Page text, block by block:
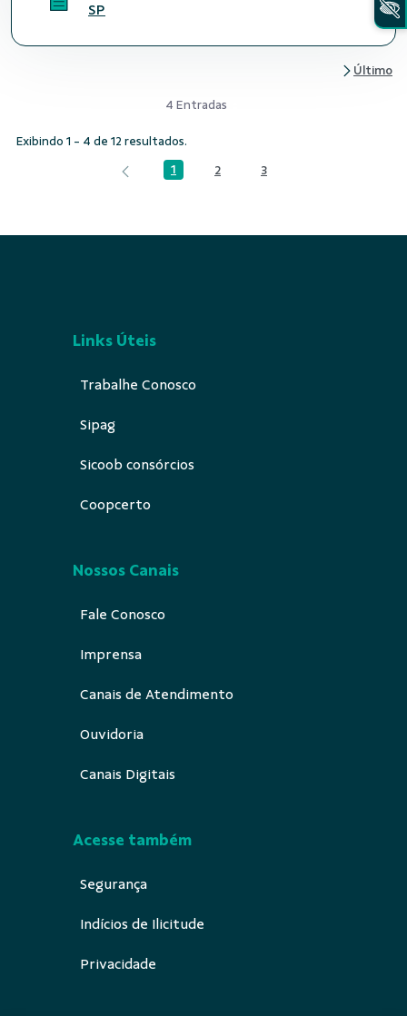
SP
4 Entradas
Exibindo 1 - 4 de 12 resultados.
Página
1 Página
2 Página
3
Links Úteis
Trabalhe Conosco
Sipag
Sicoob consórcios
Coopcerto
Nossos Canais
Fale Conosco
Imprensa
Canais de Atendimento
Ouvidoria
Canais Digitais
Acesse também
Segurança
Indícios de Ilicitude
Privacidade